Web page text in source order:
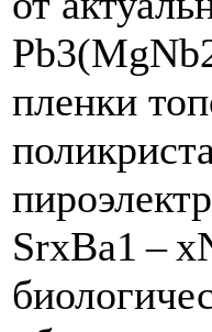
пленки
SrxBa1 –